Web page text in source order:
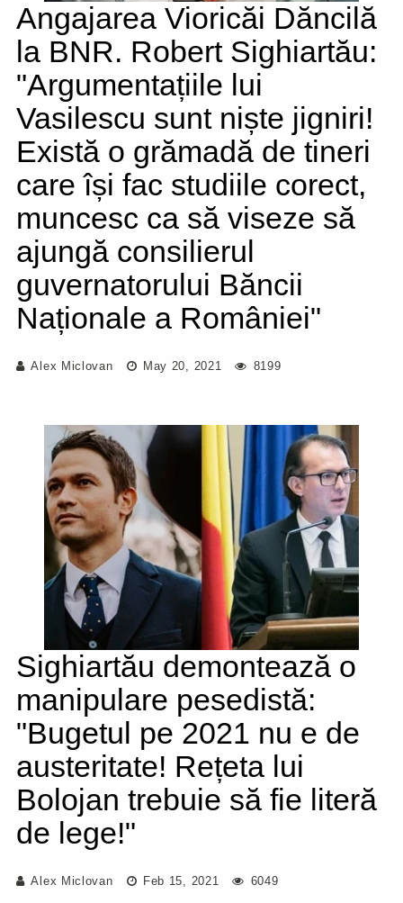
Angajarea Vioricăi Dăncilă
la BNR. Robert Sighiartău:
"Argumentațiile lui
Vasilescu sunt niște jigniri!
Există o grămadă de tineri
care își fac studiile corect,
muncesc ca să viseze să
ajungă consilierul
guvernatorului Băncii
Naționale a României"
Alex Miclovan May 20, 2021 8199
Sighiartău demontează o
manipulare pesedistă:
"Bugetul pe 2021 nu e de
austeritate! Rețeta lui
Bolojan trebuie să fie literă
de lege!"
Alex Miclovan Feb 15, 2021 6049